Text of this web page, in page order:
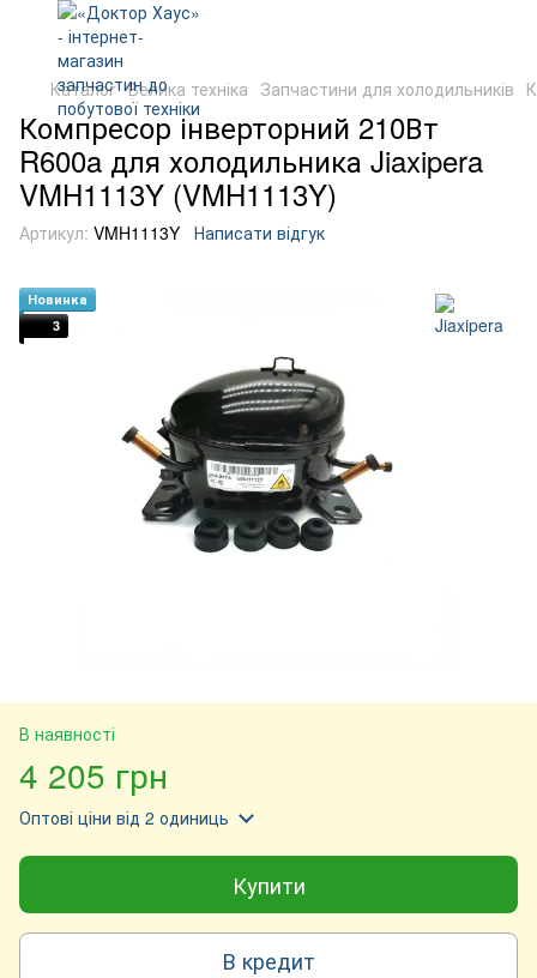
Каталог Велика техніка Запчастини для холодильників
Компресор інверторний 210Вт
R600a для холодильника Jiaxipera
VMH1113Y (VMH1113Y)
Артикул: VMH1113Y Написати відгук
Новинка
3
В наявності
4 205 грн
Оптові ціни від 2 одиниць
Купити
В кредит